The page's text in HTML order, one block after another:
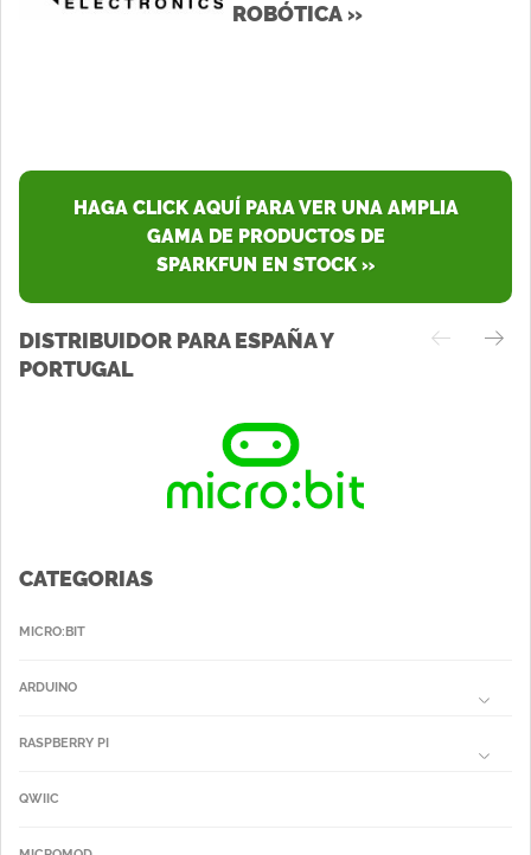
ROBÓTICA »
HAGA CLICK AQUÍ PARA VER UNA AMPLIA
GAMA DE PRODUCTOS DE
SPARKFUN EN STOCK »
DISTRIBUIDOR PARA ESPAÑA Y
PORTUGAL
CATEGORIAS
MICRO:BIT
ARDUINO
RASPBERRY PI
QWIIC